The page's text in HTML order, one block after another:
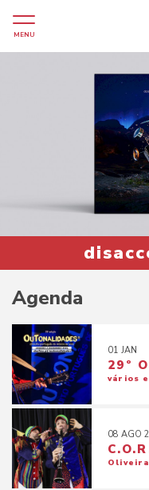
MENU
Previous
Agenda
01 JAN
29º
vários
08 AGO